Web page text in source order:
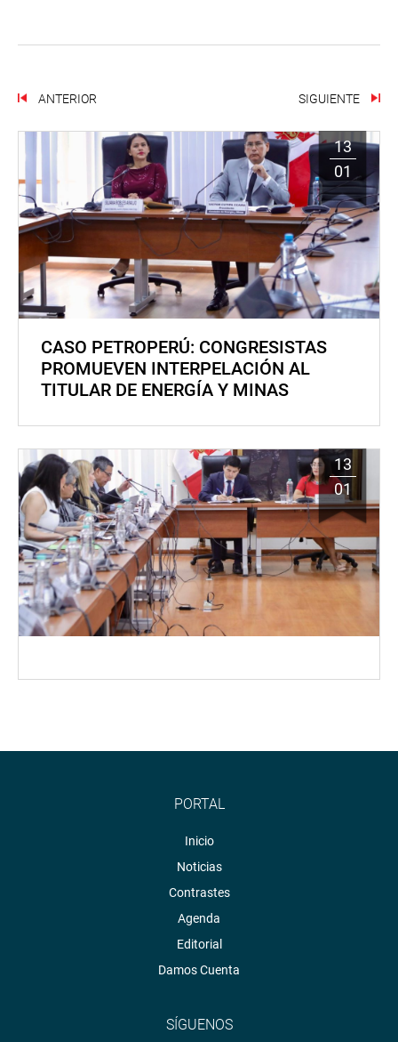
ANTERIOR SIGUIENTE
13
01
CASO PETROPERÚ: CONGRESISTAS
PROMUEVEN INTERPELACIÓN AL
TITULAR DE ENERGÍA Y MINAS
13
01
PORTAL
Inicio
Noticias
Contrastes
Agenda
Editorial
Damos Cuenta
SÍGUENOS